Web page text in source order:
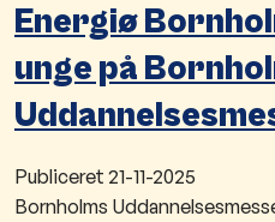
Energiø
unge på
Publiceret 21-11-2025
Bornholms